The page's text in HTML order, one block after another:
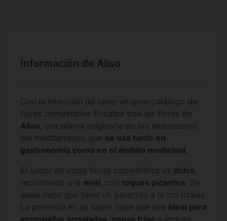
Información de Aliso
Con la intención de tener un gran catálogo de
flores comestibles Rocalba trae las flores de
Aliso , una planta originaria de los alrededores
del mediterraneo que se usa tanto en
gastronomía como en el ámbito medicinal
El sabor de estas flores comestibles es dulce
recordando a la miel , con toques picantes . Se
suele decir que tiene un parecido a la col rizada.
La potencia en su sabor hace que sea ideal para
acompañar ensaladas sopas frías o incluso